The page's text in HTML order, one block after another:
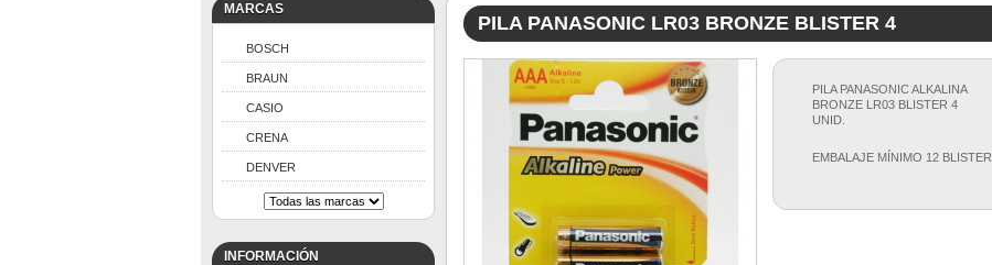
CARRITO
No hay productos
0,00 € Transporte
0,00 € Total
Estos precios se entienden sin IVA
MARCAS
BOSCH
BRAUN
CASIO
CRENA
DENVER
INFORMACIÓN
PILA PANASONIC LR03 BRONZE BLISTER 4
PILA PANASONIC ALKALINA
BRONZE LR03 BLISTER 4
UNID.
EMBALAJE MÍNIMO 12 BLISTER